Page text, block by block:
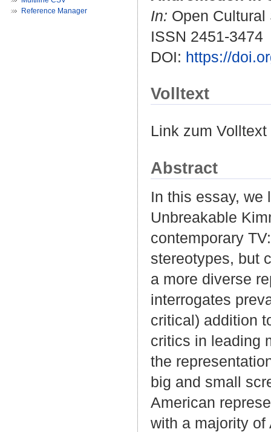
Reference Manager
In: Open
ISSN 2451-3474
DOI: https://
Volltext
Link zum
Abstract
In this essay, we
Unbreakable
contemporary
stereotypes, but
a more diverse
interrogates
critical) addition
critics in leading
the
big and small
American
with a majority